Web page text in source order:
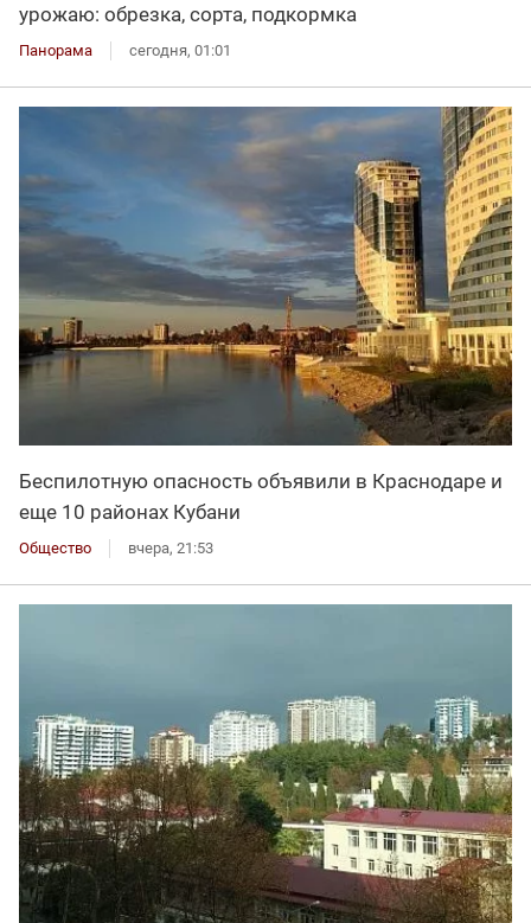
урожаю: обрезка, сорта, подкормка
Панорама сегодня, 01:01
Беспилотную опасность объявили в Краснодаре и
еще 10 районах Кубани
Общество вчера, 21:53